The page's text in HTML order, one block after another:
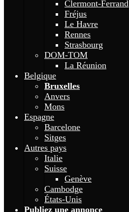
Clermont-Ferrand
Fréjus
Le Havre
Rennes
Strasbourg
DOM-TOM
La Réunion
Belgique
Bruxelles
Anvers
Mons
Espagne
Barcelone
Sitges
Autres pays
Italie
Suisse
Genève
Cambodge
États-Unis
Publiez une annonce